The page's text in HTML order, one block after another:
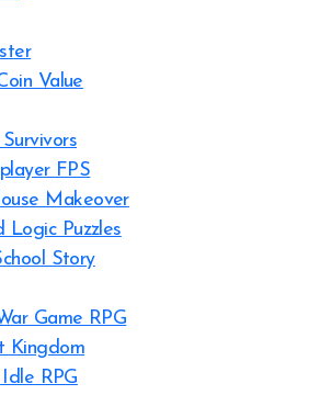
Value
FPS
Makeover
Logic Puzzles
Story
Game RPG
Kingdom
RPG